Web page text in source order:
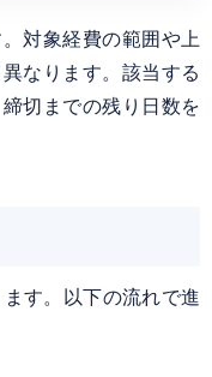
対象経費の範囲や上
なります。該当する
切までの残り日数を
す。以下の流れで進